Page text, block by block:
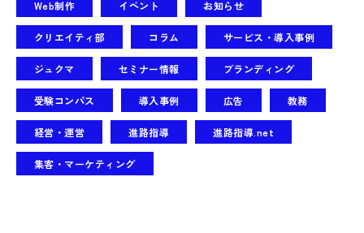
Web制作 イベント お知らせ
クリエイティ部 コラム サービス・導入事例
ジュクマ セミナー情報 ブランディング
受験コンパス 導入事例 広告 教務
経営・運営 進路指導 進路指導.net
集客・マーケティング